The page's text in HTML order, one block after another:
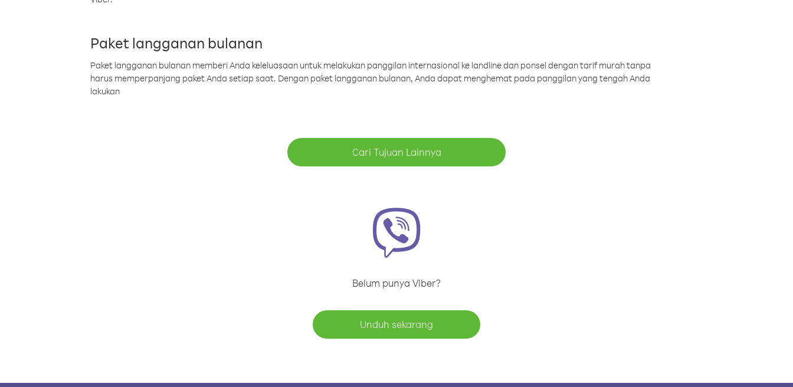
Paket langganan bulanan
Paket langganan bulanan memberi Anda keleluasaan untuk melakukan panggilan internasional ke landline dan ponsel dengan tarif murah tanpa
harus memperpanjang paket Anda setiap saat. Dengan paket langganan bulanan, Anda dapat menghemat pada panggilan yang tengah Anda
lakukan
Cari Tujuan Lainnya
Belum punya Viber?
Unduh sekarang